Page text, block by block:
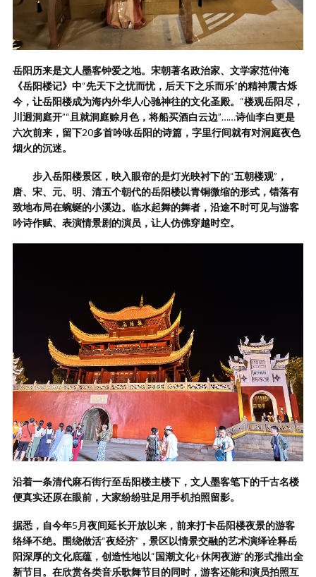
岳阳历来是文人墨客钟爱之地。宋朝著名政治家、文学家范仲淹
《岳阳楼记》中“先天下之忧而忧，后天下之乐而乐”的精神震古烁
今，让岳阳楼成为海内外华人心驰神往的文化圣殿。 “楼观岳阳尽，
川迥洞庭开”“ 且就洞庭赊月色，将船买酒白云边”……诗仙李白更是
六次前来，留下20多首吟咏岳阳的诗篇，字里行间就有对洞庭夜色
烟火的沉迷。
步入岳阳楼景区，映入眼帘的是灯光映衬下的“五朝楼观” ，
唐、宋、元、明、清五个朝代的岳阳楼以青铜微缩的形式，错落有
致地布局在蜿蜒的小溪边。临水起舞的舞者，沿途不时可见与游客
吟诗作赋、表演情景剧的演员，让人仿佛穿越时空。
沿着一条清代麻石街行至岳阳楼主楼下，文人墨客笔下的千古名楼
便真实还原在眼前，大家纷纷驻足用手机拍照留影。
据悉，自今年5 月夜间延长开放以来，前来打卡岳阳楼夜景的游客
络绎不绝。围绕做活“夜经济” ，景区以情景交融的艺术演绎诠释岳
阳深厚的文化底蕴，创造性地以“国潮文化+休闲夜游”的形式推出全
新节目。在欣赏各类音乐歌舞节目的同时，游客还能和演员拍照互